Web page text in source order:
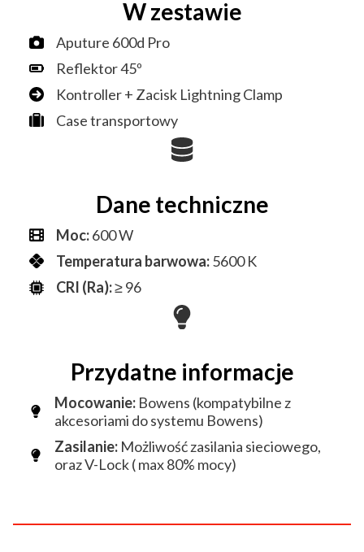
W zestawie
Aputure 600d Pro
Reflektor 45º
Kontroller + Zacisk Lightning Clamp
Case transportowy
Dane techniczne
Moc:600 W
Temperatura barwowa:5600 K
CRI (Ra):≥ 96
Przydatne informacje
Mocowanie: Bowens (kompatybilne z
akcesoriami do systemu Bowens)
Zasilanie: Możliwość zasilania sieciowego,
oraz V-Lock ( max 80% mocy)